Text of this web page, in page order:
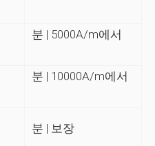
분 | 5000A/m에서
분 | 10000A/m에서
분 | 보장